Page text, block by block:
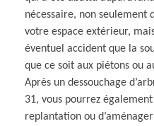
nécessaire, non seulement
votre espace extérieur,
éventuel accident que la
que ce soit aux piétons ou
Après un dessouchage
31, vous pourrez
replantation ou